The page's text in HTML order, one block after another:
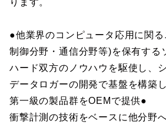
ります。
●他業界のコンピュータ応用に関る
制御分野・通信分野等)を保有する
ハード双方のノウハウを駆使し、
データロガーの開発で基盤を構築し
第一級の製品群をOEMで提供●
衝撃計測の技術をベースに他分野